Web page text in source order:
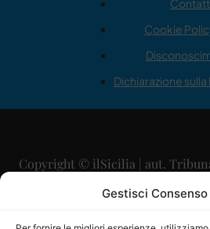
Gestisci Consenso
Cookie
Dichiarazione sulla
Copyright © ilSicilia | aut.
29/09/2015